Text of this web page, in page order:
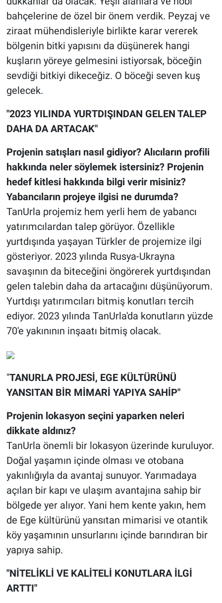
bahçelerine de özel bir önem verdik. Peyzaj ve
ziraat mühendisleriyle birlikte karar vererek
bölgenin bitki yapısını da düşünerek hangi
kuşların yöreye gelmesini istiyorsak, böceğin
sevdiği bitkiyi dikeceğiz. O böceği seven kuş
gelecek.
"2023 YILINDA YURTDIŞINDAN GELEN TALEP
DAHA DA ARTACAK"
Projenin satışları nasıl gidiyor? Alıcıların profili
hakkında neler söylemek istersiniz? Projenin
hedef kitlesi hakkında bilgi verir misiniz?
Yabancıların projeye ilgisi ne durumda?
TanUrla projemiz hem yerli hem de yabancı
yatırımcılardan talep görüyor. Özellikle
yurtdışında yaşayan Türkler de projemize ilgi
gösteriyor. 2023 yılında Rusya-Ukrayna
savaşının da biteceğini öngörerek yurtdışından
gelen talebin daha da artacağını düşünüyorum.
Yurtdışı yatırımcıları bitmiş konutları tercih
ediyor. 2023 yılında TanUrla'da konutların yüzde
70'e yakınının inşaatı bitmiş olacak.
"TANURLA PROJESİ, EGE KÜLTÜRÜNÜ
YANSITAN BİR MİMARİ YAPIYA SAHİP"
Projenin lokasyon seçini yaparken neleri
dikkate aldınız?
TanUrla önemli bir lokasyon üzerinde kuruluyor.
Doğal yaşamın içinde olması ve otobana
yakınlığıyla da avantaj sunuyor. Yarımadaya
açılan bir kapı ve ulaşım avantajına sahip bir
bölgede yer alıyor. Yani hem kente yakın, hem
de Ege kültürünü yansıtan mimarisi ve otantik
köy yaşamının unsurlarını içinde barındıran bir
yapıya sahip.
"NİTELİKLİ VE KALİTELİ KONUTLARA İLGİ
ARTTI"